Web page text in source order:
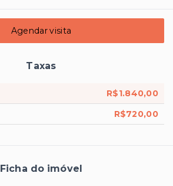
Agendar visita
Taxas
R$1.840,00
R$720,00
Ficha do imóvel